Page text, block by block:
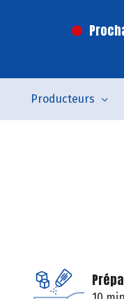
Producteurs